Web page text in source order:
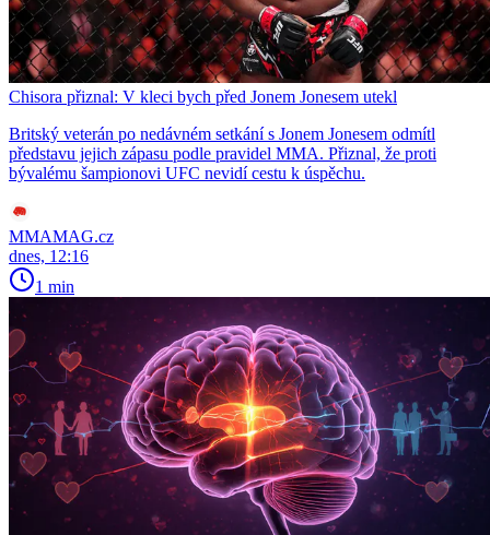
Chisora přiznal: V kleci bych před Jonem Jonesem utekl
Britský veterán po nedávném setkání s Jonem Jonesem odmítl
představu jejich zápasu podle pravidel MMA. Přiznal, že proti
bývalému šampionovi UFC nevidí cestu k úspěchu.
MMAMAG.cz
dnes, 12:16
1 min